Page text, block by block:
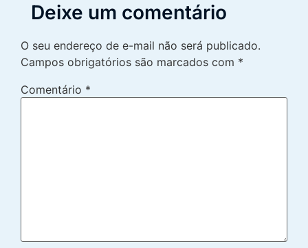
Deixe um comentário
O seu endereço de e-mail não será publicado.
Campos obrigatórios são marcados com *
Comentário *